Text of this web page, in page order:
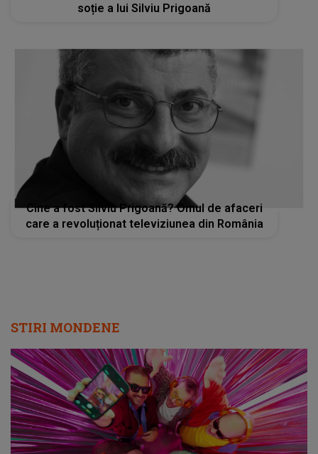
soție a lui Silviu Prigoană
Cine a fost Silviu Prigoană? Omul de afaceri
care a revoluționat televiziunea din România
STIRI MONDENE